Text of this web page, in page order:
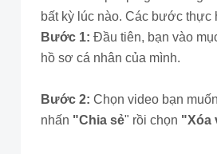
bất kỳ lúc nào. Các bước thực
Bước 1: Đầu tiên, bạn vào
hồ sơ cá nhân của mình.
Bước 2: Chọn video bạn
nhấn "Chia sẻ" rồi chọn "Xóa